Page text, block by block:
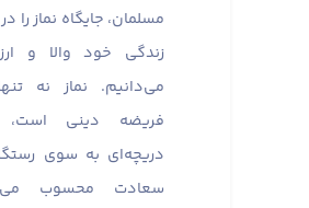
مسلمان، جایگاه نماز را
زندگی خود والا و
می‌دانیم. نماز نه
فریضه دینی است،
دریچه‌ای به سوی
سعادت محسوب